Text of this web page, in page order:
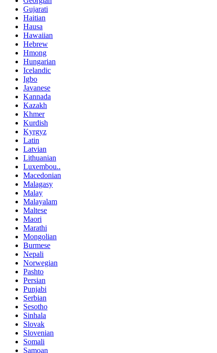
Gujarati
Haitian
Hausa
Hawaiian
Hebrew
Hmong
Hungarian
Icelandic
Igbo
Javanese
Kannada
Kazakh
Khmer
Kurdish
Kyrgyz
Latin
Latvian
Lithuanian
Luxembou..
Macedonian
Malagasy
Malay
Malayalam
Maltese
Maori
Marathi
Mongolian
Burmese
Nepali
Norwegian
Pashto
Persian
Punjabi
Serbian
Sesotho
Sinhala
Slovak
Slovenian
Somali
Samoan